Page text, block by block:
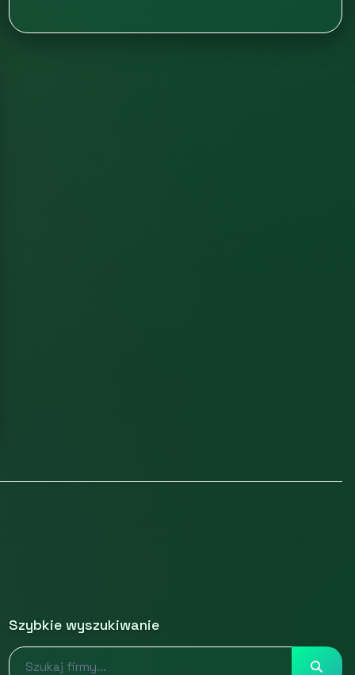
Szybkie wyszukiwanie